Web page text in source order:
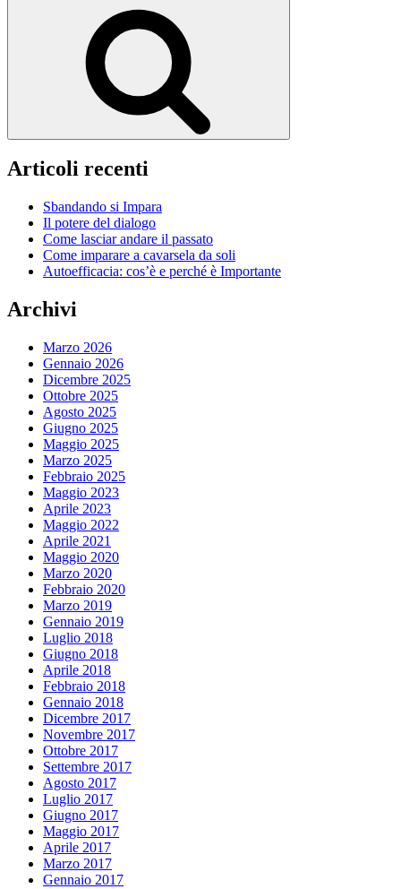
Articoli recenti
Sbandando si Impara
Il potere del dialogo
Come lasciar andare il passato
Come imparare a cavarsela da soli
Autoefficacia: cos’è e perché è Importante
Archivi
Marzo 2026
Gennaio 2026
Dicembre 2025
Ottobre 2025
Agosto 2025
Giugno 2025
Maggio 2025
Marzo 2025
Febbraio 2025
Maggio 2023
Aprile 2023
Maggio 2022
Aprile 2021
Maggio 2020
Marzo 2020
Febbraio 2020
Marzo 2019
Gennaio 2019
Luglio 2018
Giugno 2018
Aprile 2018
Febbraio 2018
Gennaio 2018
Dicembre 2017
Novembre 2017
Ottobre 2017
Settembre 2017
Agosto 2017
Luglio 2017
Giugno 2017
Maggio 2017
Aprile 2017
Marzo 2017
Gennaio 2017